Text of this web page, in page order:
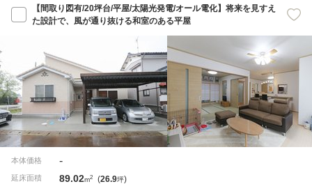
【間取り図有/20坪台/平屋/太陽光発電/オール電化】将来を見すえ
た設計で、風が通り抜ける和室のある平屋
本体価格 -
延床面積 89.02m2 (26.9坪)